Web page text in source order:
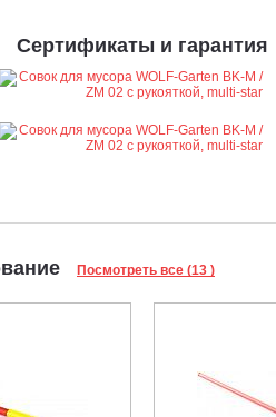
Сертификаты и гарантия
Посмотреть все (13 )